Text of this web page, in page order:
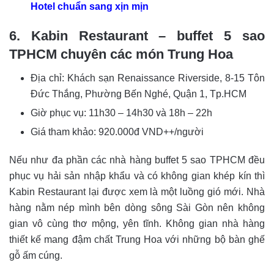
Hotel chuẩn sang xịn mịn
6. Kabin Restaurant – buffet 5 sao
TPHCM chuyên các món Trung Hoa
Địa chỉ: Khách sạn Renaissance Riverside, 8-15 Tôn
Đức Thắng, Phường Bến Nghé, Quận 1, Tp.HCM
Giờ phục vụ: 11h30 – 14h30 và 18h – 22h
Giá tham khảo: 920.000đ VND++/người
Nếu như đa phần các nhà hàng buffet 5 sao TPHCM đều
phục vụ hải sản nhập khẩu và có không gian khép kín thì
Kabin Restaurant lại được xem là một luồng gió mới. Nhà
hàng nằm nép mình bên dòng sông Sài Gòn nên không
gian vô cùng thơ mộng, yên tĩnh. Không gian nhà hàng
thiết kế mang đậm chất Trung Hoa với những bộ bàn ghế
gỗ ấm cúng.